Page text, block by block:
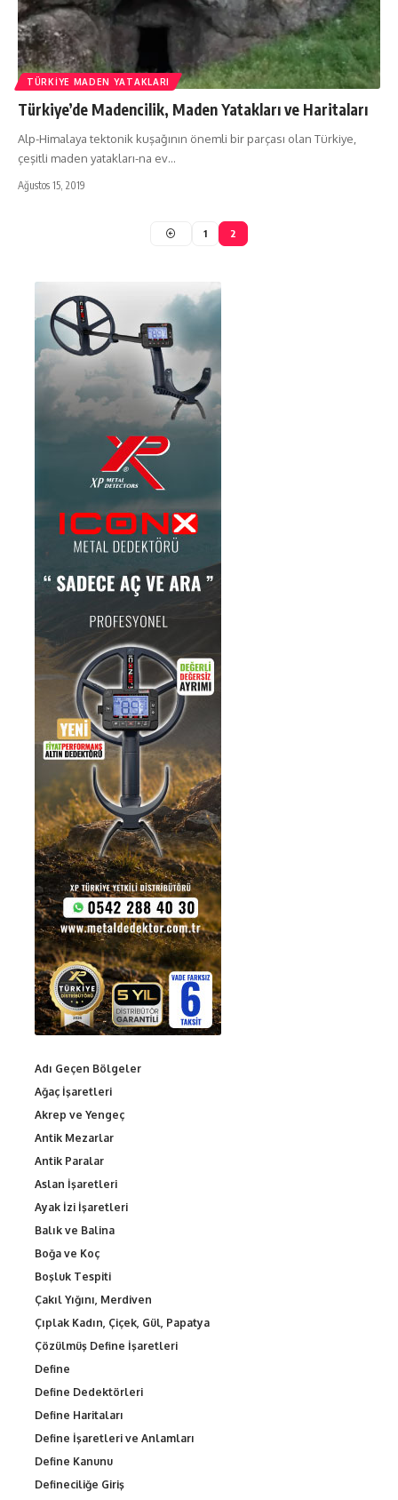
TÜRKIYE MADEN YATAKLARI
Türkiye’de Madencilik, Maden Yatakları ve Haritaları
Alp-Himalaya tektonik kuşağının önemli bir parçası olan Türkiye,
çeşitli maden yatakları-na ev…
Ağustos 15, 2019
1 2
Adı Geçen Bölgeler
Ağaç İşaretleri
Akrep ve Yengeç
Antik Mezarlar
Antik Paralar
Aslan İşaretleri
Ayak İzi İşaretleri
Balık ve Balina
Boğa ve Koç
Boşluk Tespiti
Çakıl Yığını, Merdiven
Çıplak Kadın, Çiçek, Gül, Papatya
Çözülmüş Define İşaretleri
Define
Define Dedektörleri
Define Haritaları
Define İşaretleri ve Anlamları
Define Kanunu
Defineciliğe Giriş